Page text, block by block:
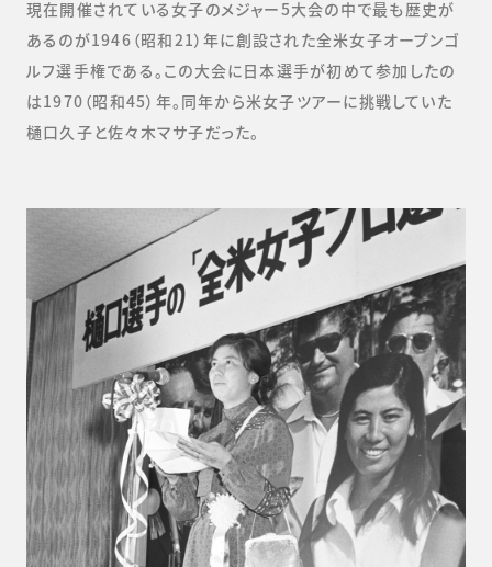
現在開催されている女子のメジャー5大会の中で最も歴史が
あるのが1946（昭和21）年に創設された全米女子オープンゴ
ルフ選手権である。この大会に日本選手が初めて参加したの
は1970（昭和45）年。同年から米女子ツアーに挑戦していた
樋口久子と佐々木マサ子だった。